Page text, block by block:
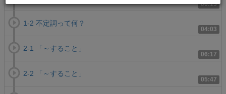
06:15
04:03
1-2 不定詞って何？
06:17
2-1 「～すること」
05:47
2-2 「～すること」